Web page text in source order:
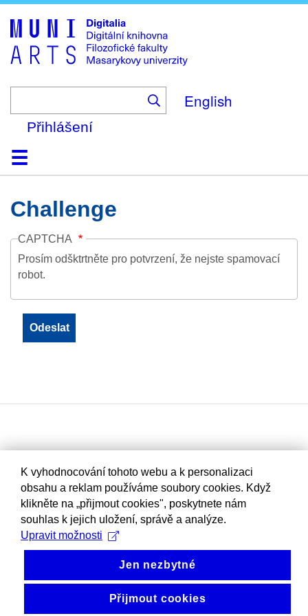
to
main
content
English
Přihlášení
DomůKolekce
Prohlížení
Vyhledávání
O platformě
Nápověda
KontaktDigitalia
Challenge
CAPTCHA
Prosím odšktrtněte pro potvrzení, že nejste spamovací
robot.
K vyhodnocování tohoto webu a k personalizaci
obsahu a reklam používáme soubory cookies. Když
klikněte na „přijmout cookies", poskytnete nám
souhlas k jejich uložení, správě a analýze.
Upravit možnosti
Jen nezbytné
Přijmout cookies